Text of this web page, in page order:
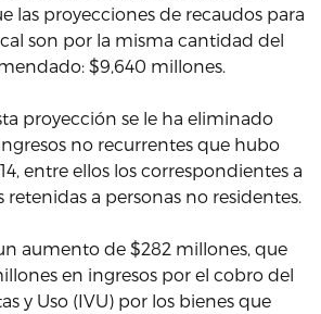
las proyecciones de recaudos para
son por la misma cantidad del
$9,640 millones.
proyección se le ha eliminado
no recurrentes que hubo
entre ellos los correspondientes a
a personas no residentes.
aumento de $282 millones, que
en ingresos por el cobro del
y Uso (IVU) por los bienes que